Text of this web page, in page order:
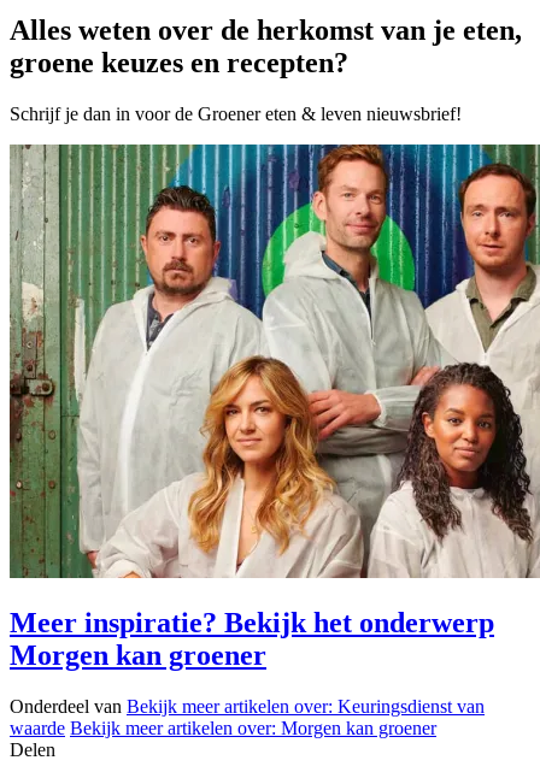
Alles weten over de herkomst van je eten,
groene keuzes en recepten?
Schrijf je dan in voor de Groener eten & leven nieuwsbrief!
Meer inspiratie? Bekijk het onderwerp
Morgen kan groener
Onderdeel van Bekijk meer artikelen over: Keuringsdienst van
waarde Bekijk meer artikelen over: Morgen kan groener
Delen